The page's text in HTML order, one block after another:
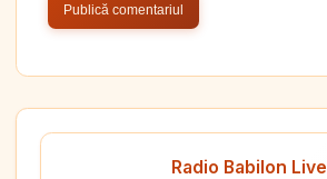
Radio Babilon Live